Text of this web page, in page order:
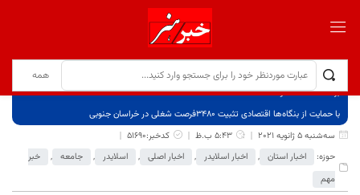
برگ نخست
نوشته‌ها
با حمایت از بنگاه‌ها اقتصادی تثبیت ۳۴۸۰فرصت شغلی در خراسان جنوبی
سه‌شنبه 5 ژانویه 2021
5:43 ب.ظ
کدخبر:51690
حوزه:
اخبار استان , اخبار اسلایدر , اخبار اصلی , اسلایدر , جامعه ,
خبر
مهم